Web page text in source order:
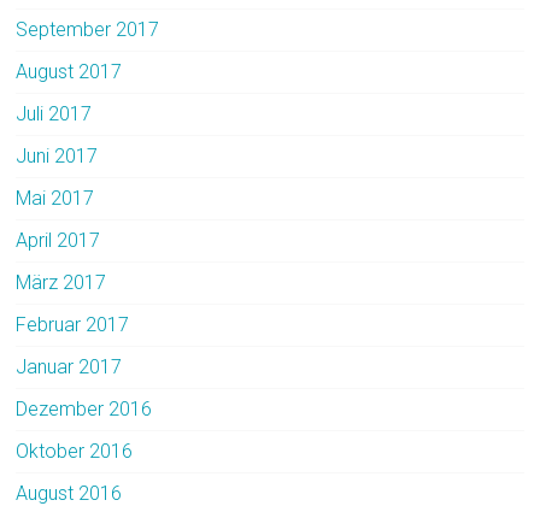
September 2017
August 2017
Juli 2017
Juni 2017
Mai 2017
April 2017
März 2017
Februar 2017
Januar 2017
Dezember 2016
Oktober 2016
August 2016